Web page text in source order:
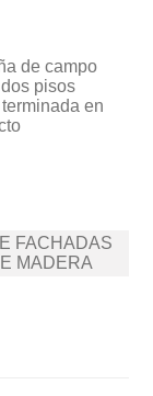
de campo
pisos
en
FACHADAS
MADERA